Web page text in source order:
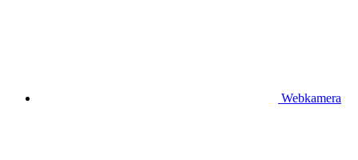
Webkamera